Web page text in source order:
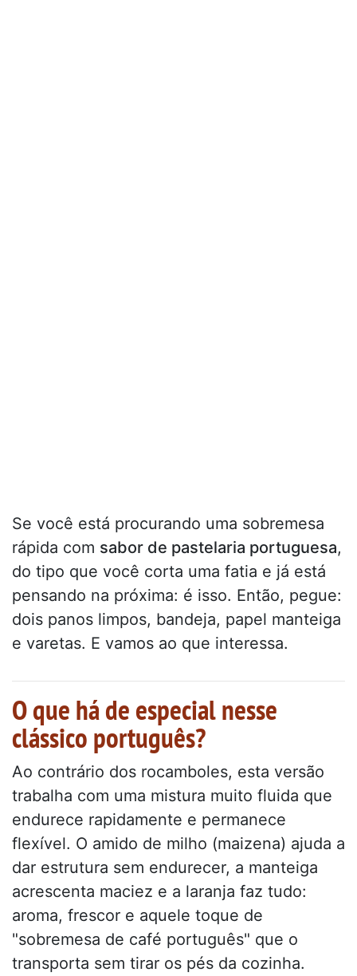
Se você está procurando uma sobremesa
rápida com sabor de pastelaria portuguesa,
do tipo que você corta uma fatia e já está
pensando na próxima: é isso. Então, pegue:
dois panos limpos, bandeja, papel manteiga
e varetas. E vamos ao que interessa.
O que há de especial nesse
clássico português?
Ao contrário dos rocamboles, esta versão
trabalha com uma mistura muito fluida que
endurece rapidamente e permanece
flexível. O amido de milho (maizena) ajuda a
dar estrutura sem endurecer, a manteiga
acrescenta maciez e a laranja faz tudo:
aroma, frescor e aquele toque de
"sobremesa de café português" que o
transporta sem tirar os pés da cozinha.